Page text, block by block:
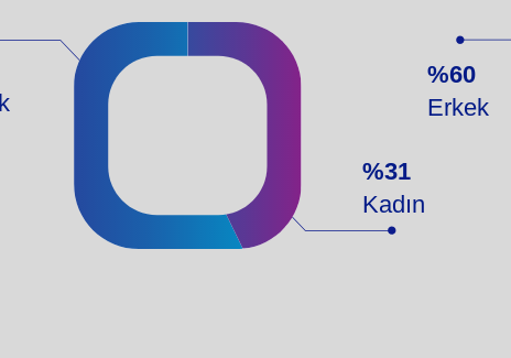
%31
Kadın
%60
Erkek